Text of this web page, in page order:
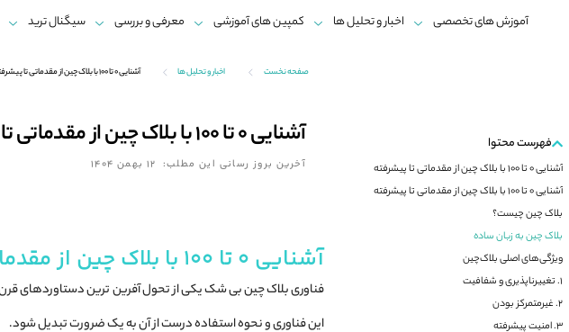
آموزش های تخصصی اخبار و تحلیل ها کمپین های آموزشی معرفی و بررسی سیگنال ترید
صفحه نخست اخبار و تحلیل ها آشنایی 0 تا 100 با بلاک‌ چین از مقدماتی تا پیشرفته
آشنایی 0 تا 100 با بلاک‌ چین از مقدماتی تا پیشرفته
آخرین بروز رسانی این مطلب: 12 بهمن 1404
آشنایی 0 تا 100 با بلاک‌ چین از مقدماتی تا پیشرفته
این فناوری و نحوه استفاده درست از آن به یک ضرورت تبدیل شود.
فهرست محتوا
آشنایی 0 تا 100 با بلاک‌ چین از مقدماتی تا پیشرفته
آشنایی 0 تا 100 با بلاک‌ چین از مقدماتی تا پیشرفته
بلاک چین چیست؟
بلاک چین به زبان ساده
ویژگی‌های اصلی بلاک‌چین
۱. تغییرناپذیری و شفافیت
۲. غیرمتمرکز بودن
۳. امنیت پیشرفته